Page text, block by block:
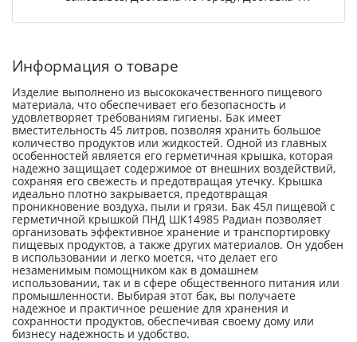
Информация о товаре
Изделие выполнено из высококачественного пищевого
материала, что обеспечивает его безопасность и
удовлетворяет требованиям гигиены. Бак имеет
вместительность 45 литров, позволяя хранить большое
количество продуктов или жидкостей. Одной из главных
особенностей является его герметичная крышка, которая
надежно защищает содержимое от внешних воздействий,
сохраняя его свежесть и предотвращая утечку. Крышка
идеально плотно закрывается, предотвращая
проникновение воздуха, пыли и грязи. Бак 45л пищевой с
герметичной крышкой ПНД ШК14985 Радиан позволяет
организовать эффективное хранение и транспортировку
пищевых продуктов, а также других материалов. Он удобен
в использовании и легко моется, что делает его
незаменимым помощником как в домашнем
использовании, так и в сфере общественного питания или
промышленности. Выбирая этот бак, вы получаете
надежное и практичное решение для хранения и
сохранности продуктов, обеспечивая своему дому или
бизнесу надежность и удобство.